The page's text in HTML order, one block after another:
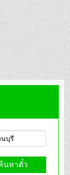
นหาตั๋ว